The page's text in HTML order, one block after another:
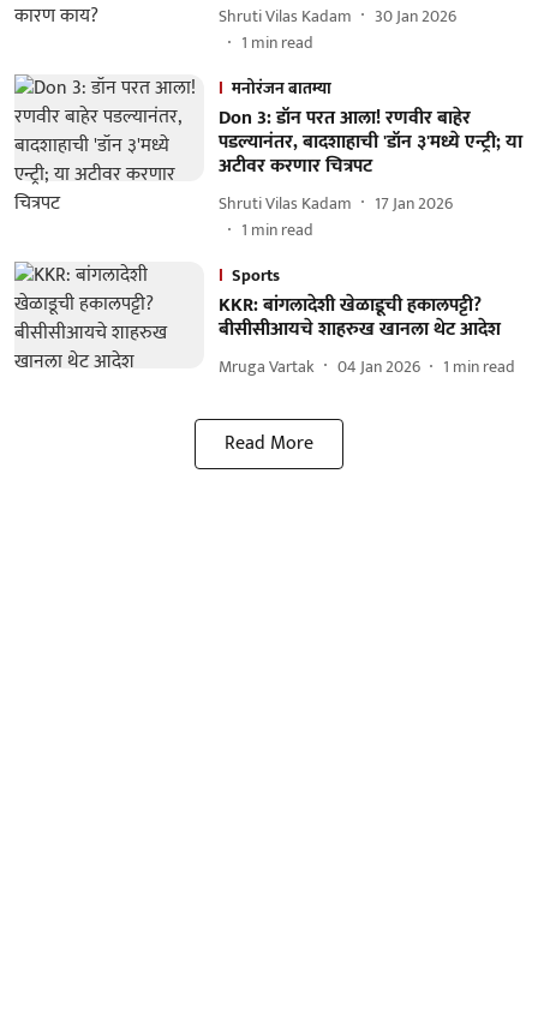
Shruti Vilas Kadam
30 Jan 2026
1 min read
मनोरंजन बातम्या
Don 3: डॉन परत आला! रणवीर बाहेर
पडल्यानंतर, बादशाहाची 'डॉन ३'मध्ये एन्ट्री; या
अटीवर करणार चित्रपट
Shruti Vilas Kadam
17 Jan 2026
1 min read
Sports
KKR: बांगलादेशी खेळाडूची हकालपट्टी?
बीसीसीआयचे शाहरुख खानला थेट आदेश
Mruga Vartak 04 Jan 2026 1 min read
Read More